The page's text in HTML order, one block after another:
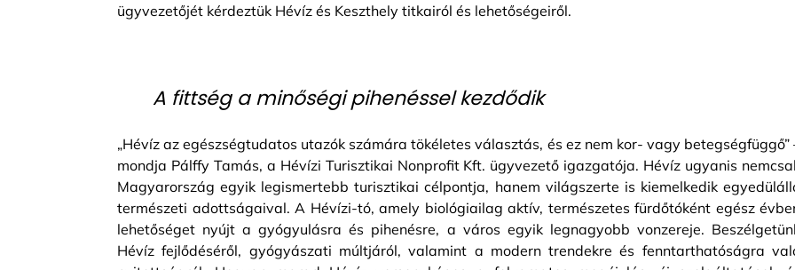
ügyvezetőjét kérdeztük Hévíz és Keszthely titkairól és lehetőségeiről.
A fittség a minőségi pihenéssel kezdődik
„Hévíz az egészségtudatos utazók számára tökéletes választás, és ez nem kor- vagy betegségfüggő”
mondja Pálffy Tamás, a Hévízi Turisztikai Nonprofit Kft. ügyvezető igazgatója. Hévíz ugyanis
Magyarország egyik legismertebb turisztikai célpontja, hanem világszerte is kiemelkedik
természeti adottságaival. A Hévízi-tó, amely biológiailag aktív, természetes fürdőtóként egész
lehetőséget nyújt a gyógyulásra és pihenésre, a város egyik legnagyobb vonzereje.
Hévíz fejlődéséről, gyógyászati múltjáról, valamint a modern trendekre és fenntarthatóságra